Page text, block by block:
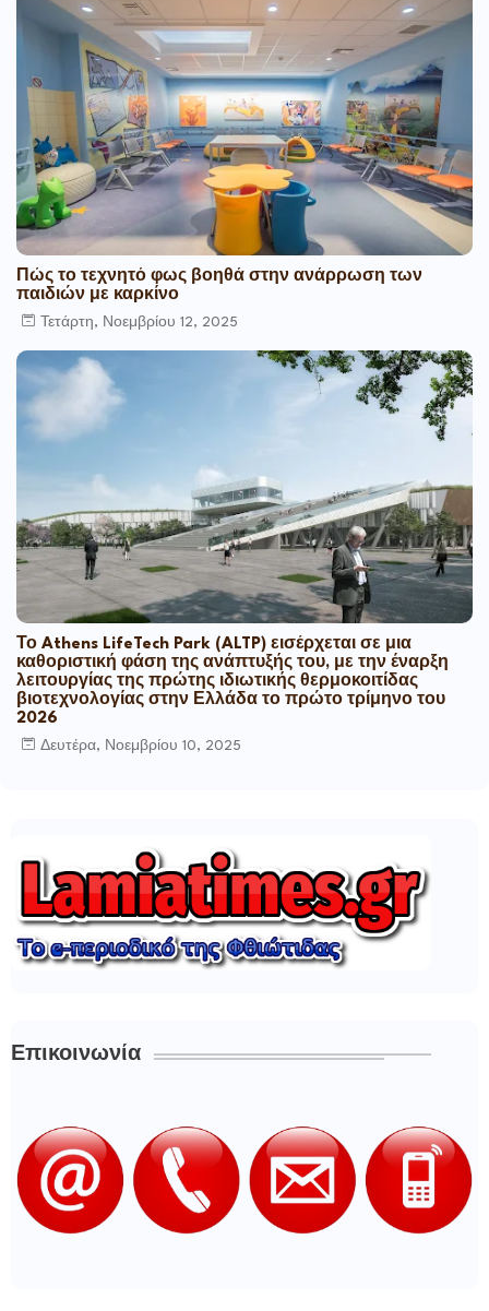
Πώς το τεχνητό φως βοηθά στην ανάρρωση των
παιδιών με καρκίνο
Τετάρτη, Νοεμβρίου 12, 2025
Το Athens LifeTech Park (ALTP) εισέρχεται σε μια
καθοριστική φάση της ανάπτυξής του, με την έναρξη
λειτουργίας της πρώτης ιδιωτικής θερμοκοιτίδας
βιοτεχνολογίας στην Ελλάδα το πρώτο τρίμηνο του
2026
Δευτέρα, Νοεμβρίου 10, 2025
Επικοινωνία